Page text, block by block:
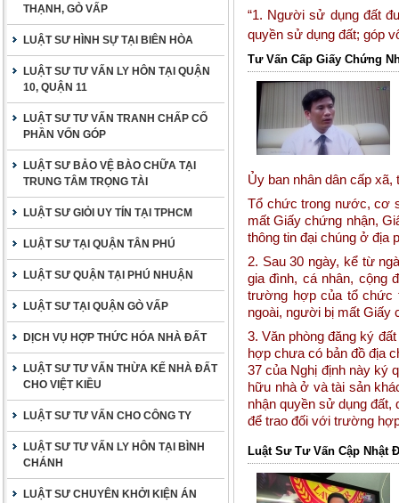
THẠNH, GÒ VẤP
LUẬT SƯ HÌNH SỰ TẠI BIÊN HÒA
LUẬT SƯ TƯ VẤN LY HÔN TẠI QUẬN
10, QUẬN 11
LUẬT SƯ TƯ VẤN TRANH CHẤP CỐ
PHẦN VỐN GÓP
LUẬT SƯ BẢO VỆ BÀO CHỮA TẠI
TRUNG TÂM TRỌNG TÀI
LUẬT SƯ GIỎI UY TÍN TẠI TPHCM
LUẬT SƯ TẠI QUẬN TÂN PHÚ
LUẬT SƯ QUẬN TẠI PHÚ NHUẬN
LUẬT SƯ TẠI QUẬN GÒ VẤP
DỊCH VỤ HỢP THỨC HÓA NHÀ ĐẤT
LUẬT SƯ TƯ VẤN THỪA KẾ NHÀ ĐẤT
CHO VIỆT KIỀU
LUẬT SƯ TƯ VẤN CHO CÔNG TY
LUẬT SƯ TƯ VẤN LY HÔN TẠI BÌNH
CHÁNH
LUẬT SƯ CHUYÊN KHỞI KIỆN ÁN
“1. Người sử dụng đất
quyền sử dụng đất; góp
Tư Vấn Cấp Giấy Chứng
Ủy ban nhân dân cấp
Tổ chức trong nước, cơ
mất Giấy chứng nhận,
thông tin đại chúng ở địa
2. Sau 30 ngày, kể từ
gia đình, cá nhân, cộng
trường hợp của tổ chức
ngoài, người bị mất Giấy
3. Văn phòng đăng ký
hợp chưa có bản đồ địa
37 của Nghị định này ký
hữu nhà ở và tài sản
nhận quyền sử dụng
để trao đối với trường
Luật Sư Tư Vấn Cập Nhật